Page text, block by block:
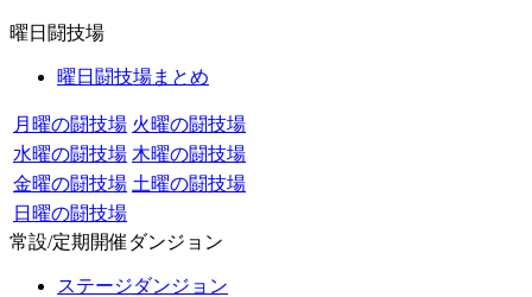
曜日闘技場
曜日闘技場まとめ
月曜の闘技場 火曜の闘技場
水曜の闘技場 木曜の闘技場
金曜の闘技場 土曜の闘技場
日曜の闘技場
常設/定期開催ダンジョン
ステージダンジョン